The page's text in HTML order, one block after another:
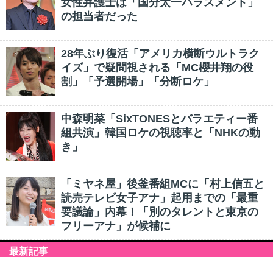
女性弁護士は「国分太一ハラスメント」
の担当者だった
28年ぶり復活「アメリカ横断ウルトラク
イズ」で疑問視される「MC櫻井翔の役
割」「予選開場」「分断ロケ」
中森明菜「SixTONESとバラエティー番
組共演」韓国ロケの視聴率と「NHKの動
き」
「ミヤネ屋」後釜番組MCに「村上信五と
読売テレビ女子アナ」起用までの「最重
要議論」内幕！「別のタレントと東京の
フリーアナ」が候補に
最新記事